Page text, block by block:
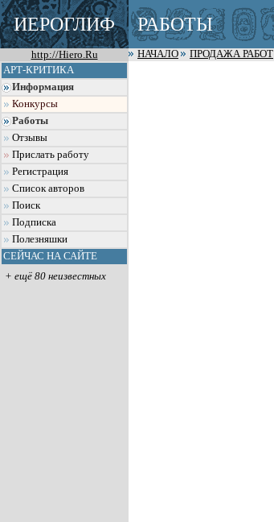
ИЕРОГЛИФ РАБОТЫ
http://Hiero.Ru НАЧАЛО ПРОДАЖА РАБОТ
АРТ-КРИТИКА
Информация
Конкурсы
Работы
Отзывы
Прислать работу
Регистрация
Список авторов
Поиск
Подписка
Полезняшки
СЕЙЧАС НА САЙТЕ
+ ещё 80 неизвестных